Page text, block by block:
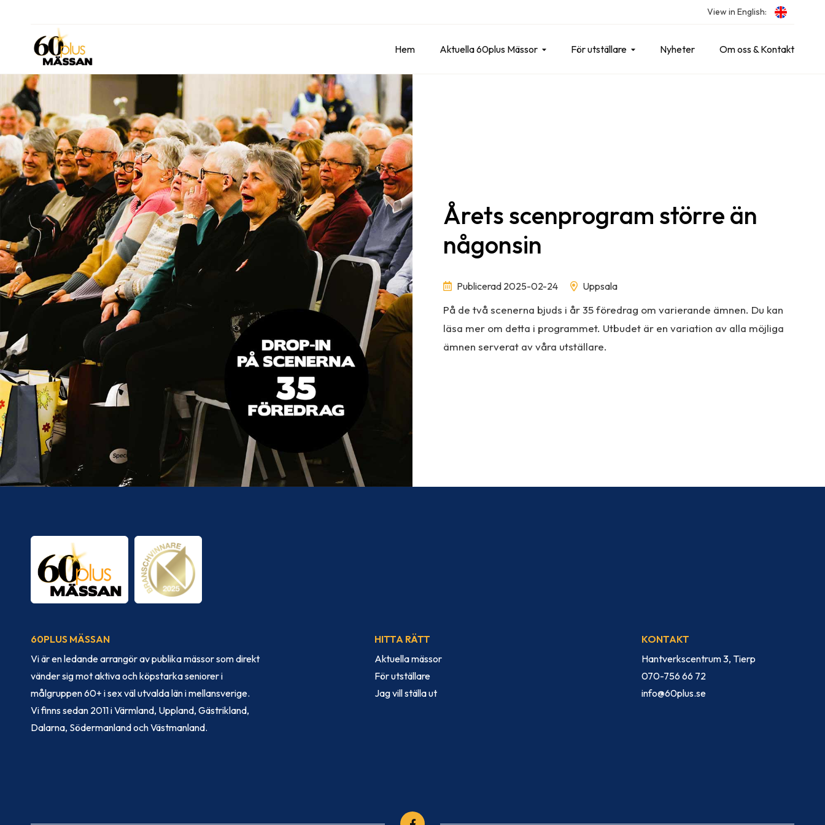
View in English:
Hem Aktuella 60plus Mässor För utställare Nyheter Om oss & Kontakt
Årets scenprogram större än
någonsin
Publicerad 2025-02-24 Uppsala
På de två scenerna bjuds i år 35 föredrag om varierande ämnen. Du kan
läsa mer om detta i programmet. Utbudet är en variation av alla möjliga
ämnen serverat av våra utställare.
60PLUS MÄSSAN
Vi är en ledande arrangör av publika mässor som direkt
vänder sig mot aktiva och köpstarka seniorer i
målgruppen 60+ i sex väl utvalda län i mellansverige.
Vi finns sedan 2011 i Värmland, Uppland, Gästrikland,
Dalarna, Södermanland och Västmanland.
HITTA RÄTT
Aktuella mässor
För utställare
Jag vill ställa ut
KONTAKT
Hantverkscentrum 3, Tierp
070-756 66 72
info@60plus.se